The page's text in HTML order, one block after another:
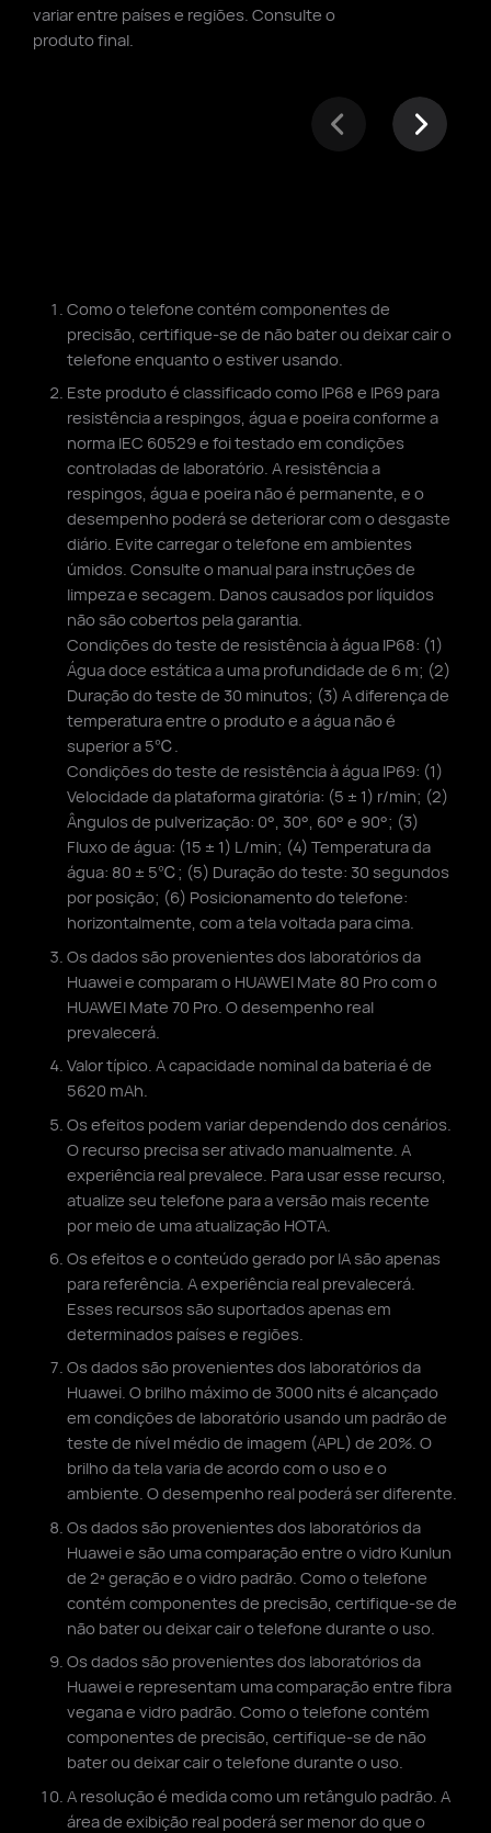
variarentre países e regiões. Consulte o
produto final.
Como o telefone contém componentes de
precisão, certifique-se de não bater ou deixar cair o
telefone enquanto o estiver usando.
Este produto é classificado como IP68 e IP69 para
resistência a respingos, água e poeira conforme a
norma IEC 60529 e foi testado em condições
controladas de laboratório. A resistência a
respingos, água e poeira não é permanente, e o
desempenho poderá se deteriorar com o desgaste
diário. Evite carregar o telefone em ambientes
úmidos. Consulte o manual para instruções de
limpeza e secagem. Danos causados por líquidos
não são cobertos pela garantia.
Condições do teste de resistência à água IP68: (1)
Água doce estática a uma profundidade de 6 m; (2)
Duração do teste de 30 minutos; (3) A diferença de
temperatura entre o produto e a água não é
superior a 5℃.
Condições do teste de resistência à água IP69: (1)
Velocidade da plataforma giratória: (5 ± 1) r/min; (2)
Ângulos de pulverização: 0°, 30°, 60° e 90°; (3)
Fluxo de água: (15 ± 1) L/min; (4) Temperatura da
água: 80 ± 5℃; (5) Duração do teste: 30 segundos
por posição; (6) Posicionamento do telefone:
horizontalmente, com a tela voltada para cima.
Os dados são provenientes dos laboratórios da
Huawei e comparam o HUAWEI Mate 80 Pro com o
HUAWEI Mate 70 Pro. O desempenho real
prevalecerá.
Valor típico. A capacidade nominal da bateria é de
5620 mAh.
Os efeitos podem variar dependendo dos cenários.
O recurso precisa ser ativado manualmente. A
experiência real prevalece. Para usar esse recurso,
atualize seu telefone para a versão mais recente
por meio de uma atualização HOTA.
Os efeitos e o conteúdo gerado por IA são apenas
para referência. A experiência real prevalecerá.
Esses recursos são suportados apenas em
determinados países e regiões.
Os dados são provenientes dos laboratórios da
Huawei. O brilho máximo de 3000 nits é alcançado
em condições de laboratório usando um padrão de
teste de nível médio de imagem (APL) de 20%. O
brilho da tela varia de acordo com o uso e o
ambiente. O desempenho real poderá ser diferente.
Os dados são provenientes dos laboratórios da
Huawei e são uma comparação entre o vidro Kunlun
de 2ª geração e o vidro padrão. Como o telefone
contém componentes de precisão, certifique-se de
não bater ou deixar cair o telefone durante o uso.
Os dados são provenientes dos laboratórios da
Huawei e representam uma comparação entre fibra
vegana e vidro padrão. Como o telefone contém
componentes de precisão, certifique-se de não
bater ou deixar cair o telefone durante o uso.
A resolução é medida como um retângulo padrão. A
área de exibição real poderá ser menor do que o